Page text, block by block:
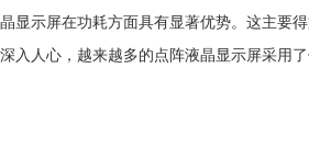
显示屏在功耗方面具有显著优势。这主
人心，越来越多的点阵液晶显示屏采用